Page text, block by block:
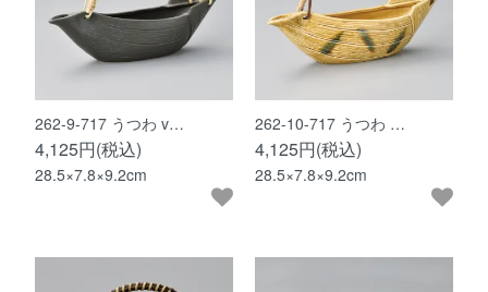
262-9-717 うつわ v…
4,125円(税込)
28.5×7.8×9.2cm
262-10-717 うつわ …
4,125円(税込)
28.5×7.8×9.2cm